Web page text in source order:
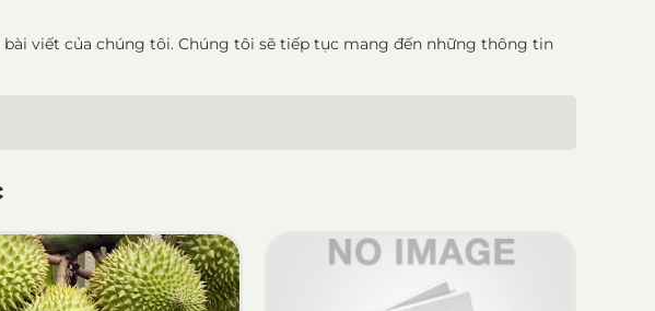
viết của chúng tôi. Chúng tôi sẽ tiếp tục mang đến những thông tin